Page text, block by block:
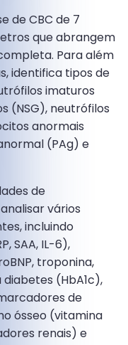
de CBC de 7
que abrangem
Para além
identifica tipos de
imaturos
(NSG), neutrófilos
anormais
(PAg) e
de
vários
incluindo
SAA, IL-6),
troponina,
(HbA1c),
de
ósseo (vitamina
renais) e